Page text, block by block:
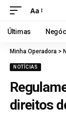
Aa
Últimas
Minha Operadora >
NOTÍCIAS
direitos